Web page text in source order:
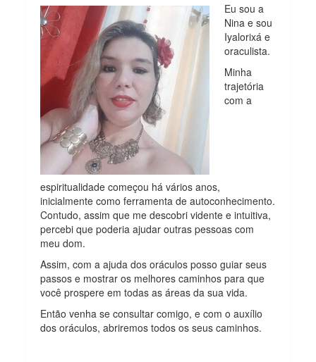
Eu sou a
Nina e sou
Iyalorixá e
oraculista.
Minha
trajetória
com a
espiritualidade começou há vários anos,
inicialmente como ferramenta de autoconhecimento.
Contudo, assim que me descobri vidente e intuitiva,
percebi que poderia ajudar outras pessoas com
meu dom.
Assim, com a ajuda dos oráculos posso guiar seus
passos e mostrar os melhores caminhos para que
você prospere em todas as áreas da sua vida.
Então venha se consultar comigo, e com o auxílio
dos oráculos, abriremos todos os seus caminhos.